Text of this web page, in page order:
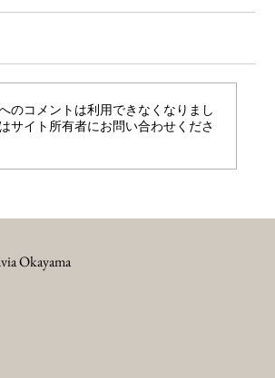
プションケアとは？未来の妊
のコメントは利用できなくなりまし
サイト所有者にお問い合わせくださ
Okayama